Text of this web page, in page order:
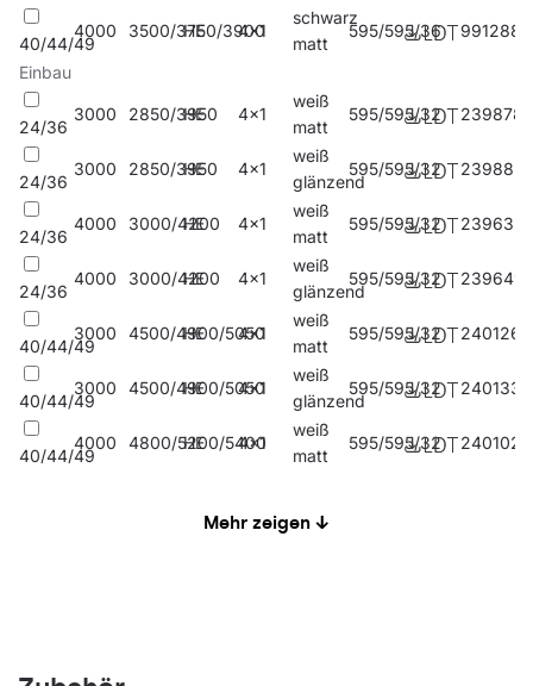
40/44/49
4000 3500/3750/3900
HE 4x1
schwarz
matt
595/595/36 991288
Einbau
24/36
3000 2850/3950
HE 4x1
weiß
matt
595/595/32 239878
24/36
3000 2850/3950
HE 4x1
weiß
glänzend
595/595/32 239885
24/36
4000 3000/4200
HE 4x1
weiß
matt
595/595/32 239632
24/36
4000 3000/4200
HE 4x1
weiß
glänzend
595/595/32 239649
40/44/49
3000 4500/4900/5050
HE 4x1
weiß
matt
595/595/32 240126
40/44/49
3000 4500/4900/5050
HE 4x1
weiß
glänzend
595/595/32 240133
40/44/49
4000 4800/5200/5400
HE 4x1
weiß
matt
595/595/32 240102
Mehr zeigen ↓